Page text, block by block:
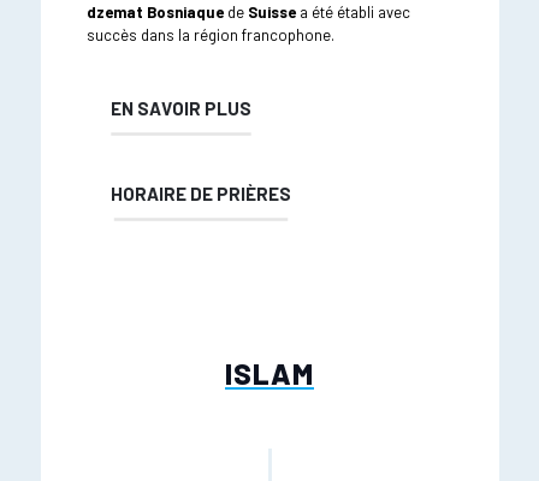
dzemat Bosniaquede Suissea été établi avec
succès dans la région francophone.
EN SAVOIR PLUS
HORAIRE DE PRIÈRES
ISLAM